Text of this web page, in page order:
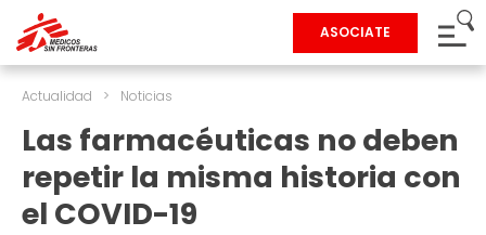
ASOCIATE
Actualidad > Noticias
Las farmacéuticas no deben
repetir la misma historia con
el COVID-19